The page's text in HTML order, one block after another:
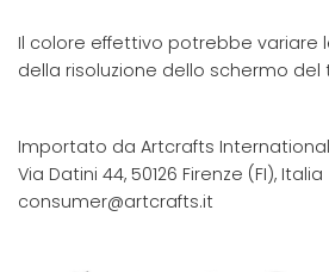
Il colore effettivo potrebbe variare
della risoluzione dello schermo del
Importato da Artcrafts
Via Datini 44, 50126 Firenze (FI), Italia
consumer@artcrafts.it